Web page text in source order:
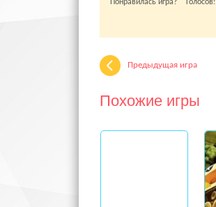
Понравилась игра? Голосов:
Предыдущая игра
Похожие игры